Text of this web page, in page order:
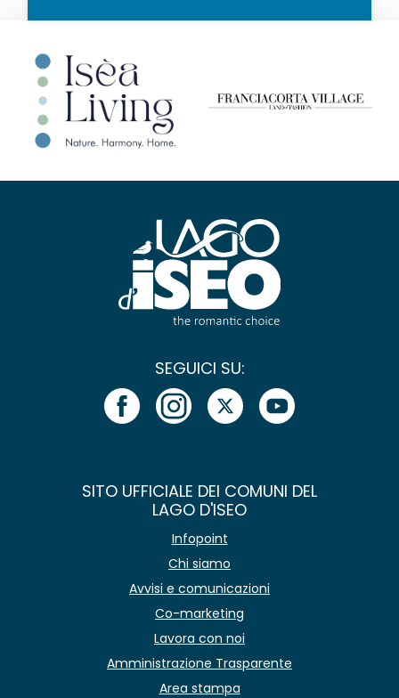
SEGUICI SU:
SITO UFFICIALE DEI COMUNI DEL
LAGO D'ISEO
Infopoint
Chi siamo
Avvisi e comunicazioni
Co-marketing
Lavora con noi
Amministrazione Trasparente
Area stampa